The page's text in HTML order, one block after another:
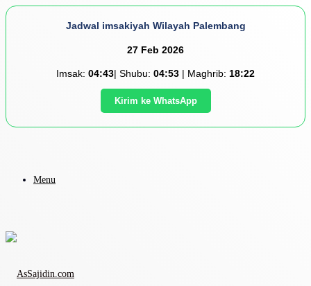
Jadwal imsakiyah Wilayah Palembang
27 Feb 2026
Imsak: 04:43| Shubu: 04:53 | Maghrib: 18:22
Kirim ke WhatsApp
Menu